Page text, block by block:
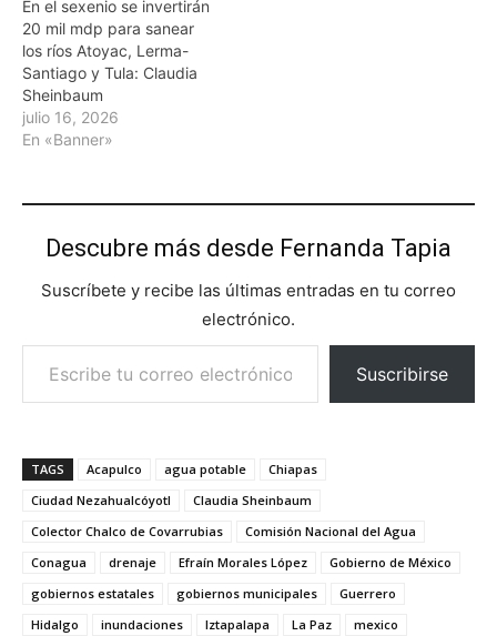
En el sexenio se invertirán
20 mil mdp para sanear
los ríos Atoyac, Lerma-
Santiago y Tula: Claudia
Sheinbaum
julio 16, 2026
En «Banner»
Descubre más desde Fernanda Tapia
Suscríbete y recibe las últimas entradas en tu correo
electrónico.
Escribe tu correo electrónico…
Suscribirse
TAGS Acapulco agua potable
Chiapas
Ciudad Nezahualcóyotl
Claudia Sheinbaum
Colector Chalco de Covarrubias
Comisión Nacional del Agua
Conagua
drenaje Efraín Morales López
Gobierno de México
gobiernos estatales
gobiernos municipales
Guerrero
Hidalgo
inundaciones Iztapalapa La Paz
mexico